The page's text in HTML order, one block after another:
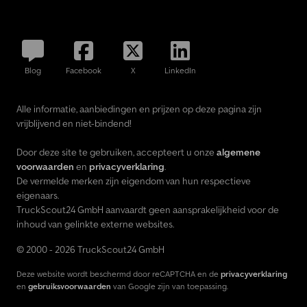
Blog Facebook X LinkedIn
Alle informatie, aanbiedingen en prijzen op deze pagina zijn
vrijblijvend en niet-bindend!
Door deze site te gebruiken, accepteert u onze algemene
voorwaarden en privacyverklaring.
De vermelde merken zijn eigendom van hun respectieve
eigenaars.
TruckScout24 GmbH aanvaardt geen aansprakelijkheid voor de
inhoud van gelinkte externe websites.
© 2000 - 2026 TruckScout24 GmbH
Deze website wordt beschermd door reCAPTCHA en de privacyverklaring
en gebruiksvoorwaarden van Google zijn van toepassing.